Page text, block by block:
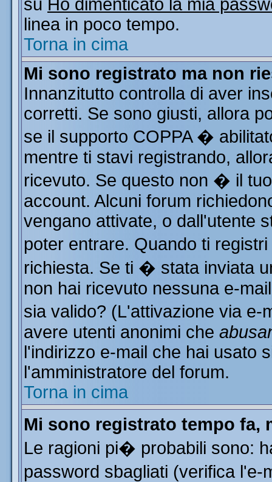
su Ho dimenticato la mia
linea in poco tempo.
Torna in cima
Mi sono registrato ma non
Innanzitutto controlla di aver
corretti. Se sono giusti, allora
se il supporto COPPA �
mentre ti stavi registrando,
ricevuto. Se questo non � il
account. Alcuni forum
vengano attivate, o dall'utente
poter entrare. Quando ti
richiesta. Se ti � stata inviata
non hai ricevuto nessuna e-
sia valido? (L'attivazione via
avere utenti anonimi che
l'indirizzo e-mail che hai usato
l'amministratore del forum.
Torna in cima
Mi sono registrato tempo
Le ragioni pi� probabili sono:
password sbagliati (verifica